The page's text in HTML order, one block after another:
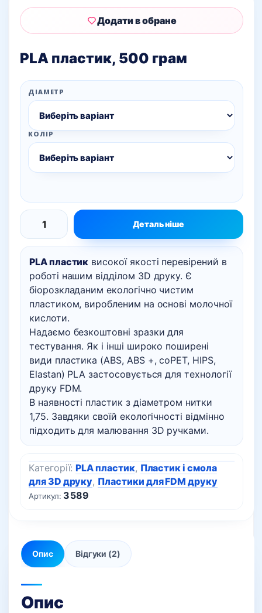
PLA пластик, 500 грам
PLA пластик високої якості перевірений в
роботі нашим відділом 3D друку. Є
біорозкладаним екологічно чистим
пластиком, виробленим на основі молочної
кислоти.
Надаємо безкоштовні зразки для
тестування. Як і інші широко поширені
види пластика (ABS, ABS +, coPET, HIPS,
Elastan) PLA застосовується для технології
друку FDM.
В наявності пластик з діаметром нитки
1,75. Завдяки своїй екологічності відмінно
підходить для малювання 3D ручками.
ДІАМЕТР
КОЛІР
PLA
пластик,
500
грам
кількість
Детальніше
Додати в обране
Артикул: 3589
Категорії:PLA пластик, Пластик і смола
для 3D друку, Пластики для FDM друку
Опис Відгуки (2)
Опис